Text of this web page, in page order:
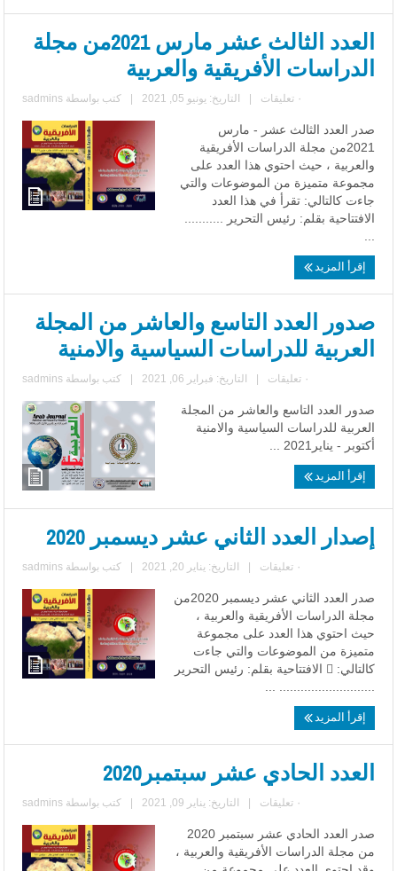
العدد الثالث عشر مارس 2021من مجلة
الدراسات الأفريقية والعربية
كتب بواسطة sadmins التاريخ: يونيو 05, 2021 ٠ تعليقات
صدر العدد الثالث عشر - مارس
2021من مجلة الدراسات الأفريقية
والعربية ، حيث احتوي هذا العدد على
مجموعة متميزة من الموضوعات والتي
جاءت كالتالي: تقرأ في هذا العدد
الافتتاحية بقلم: رئيس التحرير ...........
...
إقرأ المزيد
صدور العدد التاسع والعاشر من المجلة
العربية للدراسات السياسية والامنية
كتب بواسطة sadmins التاريخ: فبراير 06, 2021 ٠ تعليقات
صدور العدد التاسع والعاشر من المجلة
العربية للدراسات السياسية والامنية
أكتوبر - يناير2021 ...
إقرأ المزيد
إصدار العدد الثاني عشر ديسمبر 2020
كتب بواسطة sadmins التاريخ: يناير 20, 2021 ٠ تعليقات
صدر العدد الثاني عشر ديسمبر 2020من
مجلة الدراسات الأفريقية والعربية ،
حيث احتوي هذا العدد على مجموعة
متميزة من الموضوعات والتي جاءت
كالتالي:  الافتتاحية بقلم: رئيس التحرير
........................... ...
إقرأ المزيد
العدد الحادي عشر سبتمبر2020
كتب بواسطة sadmins التاريخ: يناير 09, 2021 ٠ تعليقات
من مجلة الدراسات الأفريقية والعربية ،